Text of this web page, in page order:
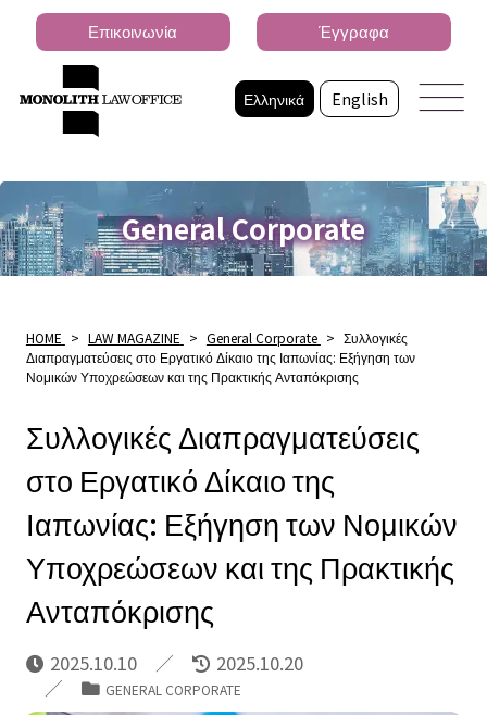
Ελληνικά English
Επικοινωνία Έγγραφα
General Corporate
HOME > LAW MAGAZINE > General Corporate > Συλλογικές
Διαπραγματεύσεις στο Εργατικό Δίκαιο της Ιαπωνίας: Εξήγηση των
Νομικών Υποχρεώσεων και της Πρακτικής Ανταπόκρισης
Συλλογικές Διαπραγματεύσεις
στο Εργατικό Δίκαιο της
Ιαπωνίας: Εξήγηση των Νομικών
Υποχρεώσεων και της Πρακτικής
Ανταπόκρισης
2025.10.10 2025.10.20
GENERAL CORPORATE